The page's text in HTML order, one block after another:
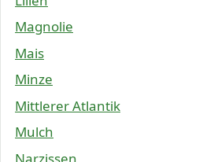
Magnolie
Mais
Minze
Mittlerer Atlantik
Mulch
Narzissen